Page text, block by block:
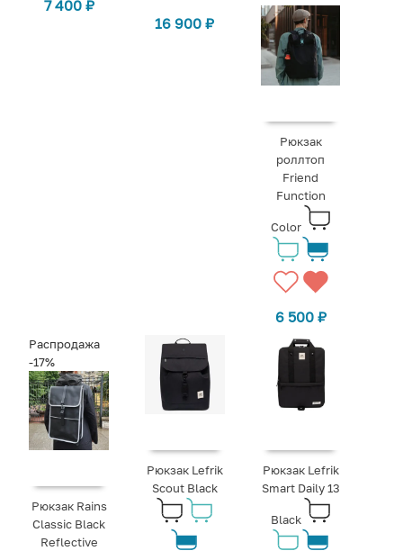
7 400 ₽
16 900₽
Рюкзак
роллтоп
Friend
Function
Color
6 500 ₽
Распродажа
-17%
Рюкзак Rains
Classic Black
Reflective
Рюкзак Lefrik
Scout Black
Рюкзак Lefrik
Smart Daily 13
Black